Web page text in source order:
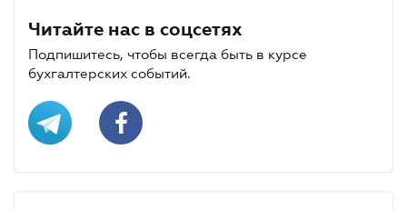
Читайте нас в соцсетях
Подпишитесь, чтобы всегда быть в курсе
бухгалтерских событий.